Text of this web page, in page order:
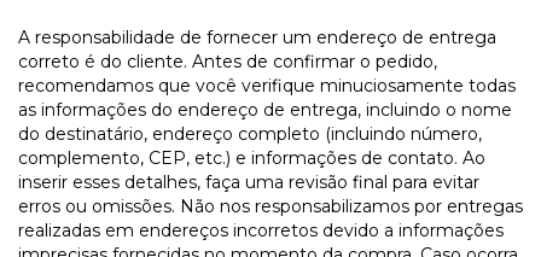
A responsabilidade de fornecer um endereço de entrega
correto é do cliente. Antes de confirmar o pedido,
recomendamos que você verifique minuciosamente todas
as informações do endereço de entrega, incluindo o nome
do destinatário, endereço completo (incluindo número,
complemento, CEP, etc.) e informações de contato. Ao
inserir esses detalhes, faça uma revisão final para evitar
erros ou omissões. Não nos responsabilizamos por entregas
realizadas em endereços incorretos devido a informações